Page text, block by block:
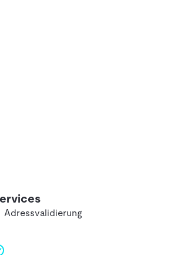
Adressvalidierung